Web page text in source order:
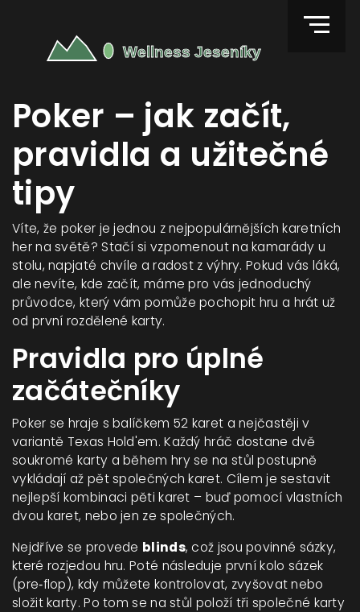
Poker – jak začít,
pravidla a užitečné
tipy
Víte, že poker je jednou z nejpopulárnějších karetních
her na světě? Stačí si vzpomenout na kamarády u
stolu, napjaté chvíle a radost z výhry. Pokud vás láká,
ale nevíte, kde začít, máme pro vás jednoduchý
průvodce, který vám pomůže pochopit hru a hrát už
od první rozdělené karty.
Pravidla pro úplné
začátečníky
Poker se hraje s balíčkem 52 karet a nejčastěji v
variantě Texas Hold'em. Každý hráč dostane dvě
soukromé karty a během hry se na stůl postupně
vykládají až pět společných karet. Cílem je sestavit
nejlepší kombinaci pěti karet – buď pomocí vlastních
dvou karet, nebo jen ze společných.
Nejdříve se provede blinds, což jsou povinné sázky,
které rozjedou hru. Poté následuje první kolo sázek
(pre‑flop), kdy můžete kontrolovat, zvyšovat nebo
složit karty. Po tom se na stůl položí tři společné karty